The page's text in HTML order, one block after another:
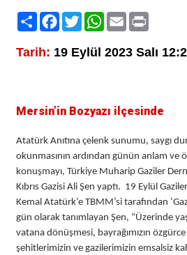
PaylaşFacebook
TwitterWhatsApp
EmailPrint
Tarih: 19 Eylül 2023 Salı
Mersin’in Bozyazı ilçesinde
Atatürk Anıtına çelenk sunumu, saygı
okunmasının ardından günün anlam ve
konuşmayı, Türkiye Muharip Gaziler
Kıbrıs Gazisi Ali Şen yaptı. 19 Eylül
Kemal Atatürk’e TBMM’si tarafından
gün olarak tanımlayan Şen, “Üzerinde
vatana dönüşmesi, bayrağımızın
şehitlerimizin ve gazilerimizin emsalsiz